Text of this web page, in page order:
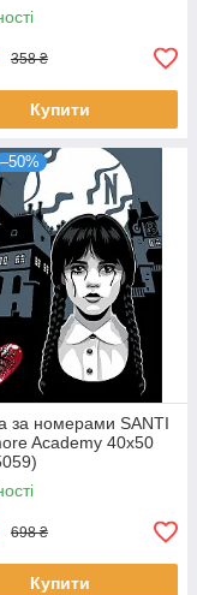
358 ₴
Купити
–50%
за номерами SANTI
Academy 40х50
698 ₴
Купити